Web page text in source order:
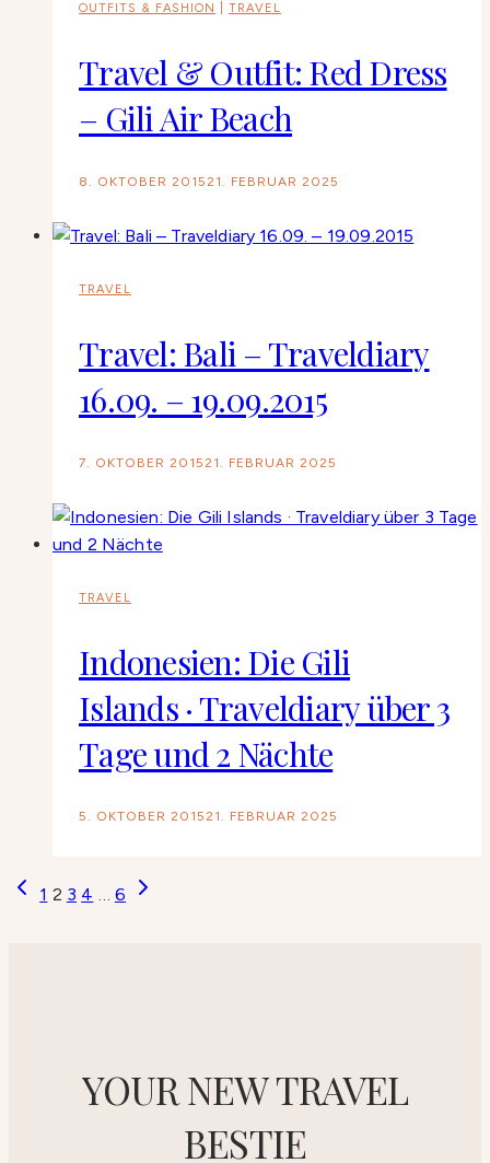
OUTFITS & FASHION TRAVEL
Travel & Outfit: Red Dress
– Gili Air Beach
8. OKTOBER 2015 21. FEBRUAR 2025
TRAVEL
Travel: Bali – Traveldiary
16.09. – 19.09.2015
7. OKTOBER 2015 21. FEBRUAR 2025
TRAVEL
Indonesien: Die Gili
Islands · Traveldiary über 3
Tage und 2 Nächte
5. OKTOBER 2015 21. FEBRUAR 2025
Seitennavigation
Vorherige
1 2 3 4 … 6
Nächste
YOUR NEW TRAVEL
BESTIE